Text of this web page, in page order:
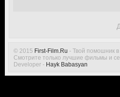
© 2015 First-Film.Ru - Твой помошник
Смотрите только лучшие фильмы и
Developer - Hayk Babasyan